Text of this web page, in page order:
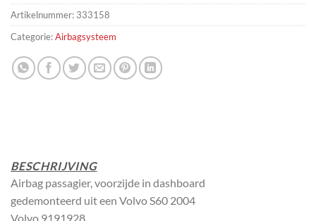
Artikelnummer: 333158
Categorie:Airbagsysteem
BESCHRIJVING
Airbag passagier, voorzijde in dashboard
gedemonteerd uit een Volvo S60 2004
Volvo 9191928